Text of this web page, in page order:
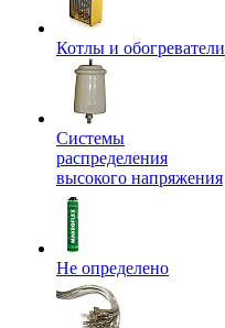
Котлы и обогреватели
Системы
распределения
высокого напряжения
Не определено